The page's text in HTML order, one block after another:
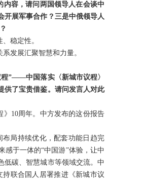
容，请问两国领导人在会谈中
开展军事合作？三是中俄领导人
稳定性。
发展汇聚智慧和力量。
”——中国落实〈新城市议程〉
供了宝贵借鉴。请问发言人对此
10周年。中方发布的这份报告
局持续优化，配套功能日趋完
于一体的“中国游”体验，让中
低碳、智慧城市等领域交流。中
联合国人居署推进《新城市议